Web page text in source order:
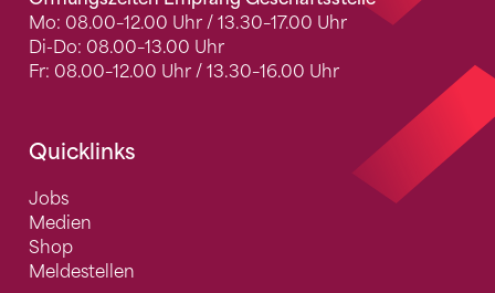
Mo: 08.00–12.00 Uhr / 13.30–17.00 Uhr
Di-Do: 08.00–13.00 Uhr
Fr: 08.00–12.00 Uhr / 13.30–16.00 Uhr
Quicklinks
Jobs
Medien
Shop
Meldestellen